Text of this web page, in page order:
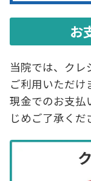
ご提供頂き
どにより、
あらかじめ
三者に提供す
利用目的を
当社の個人
個人情報の
す。
（個人情報
お
当院では、クレ
ご利用いただけ
現金でのお支払
じめご了承くだ